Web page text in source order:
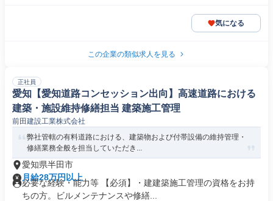
気になる
この企業の類似求人を見る
正社員
愛知【愛知道路コンセッション出向】高速道路における
建築・施設維持修繕担当 建築施工管理
前田建設工業株式会社
弊社管轄の有料道路における、建築物および付帯設備の維持管理・
修繕業務全般を担当していただき...
愛知県半田市
月給28万円以上
必要な経験・能力等 【必須】・建建築施工管理の資格をお持
ちの方。ビルメンテナンスや修繕...